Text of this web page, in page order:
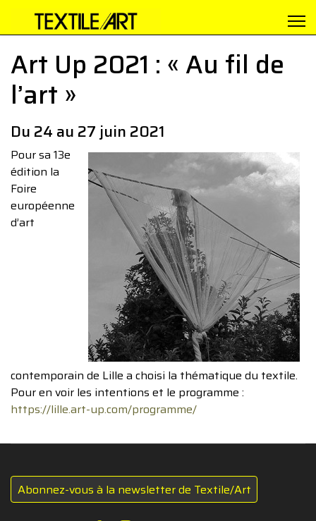
Art Up 2021 : « Au fil de
l’art »
Du 24 au 27 juin 2021
Pour sa 13e
édition la
Foire
européenne
d’art
contemporain de Lille a choisi la thématique du textile.
Pour en voir les intentions et le programme :
https://lille.art-up.com/programme/
Abonnez-vous à la newsletter de Textile/Art